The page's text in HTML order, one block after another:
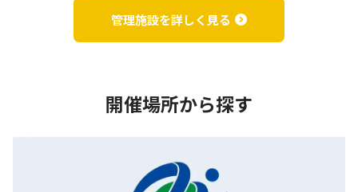
明神池運動公園（庭球場）
管理施設を詳しく見る
開催場所から探す